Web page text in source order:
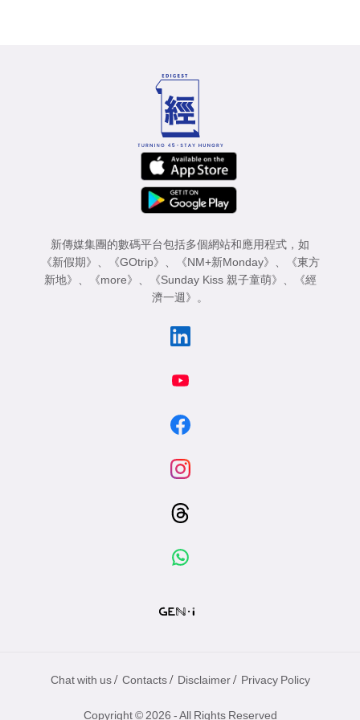
新傳媒集團的數碼平台包括多個網站和應用程式，如
《新假期》
《GOtrip》 《NM+新Monday》
《東方
新地》
《more》 《Sunday Kiss 親子童萌》
《經
濟一週》
。
Chat with us / Contacts / Disclaimer / Privacy Policy
Copyright © 2026 - All Rights Reserved